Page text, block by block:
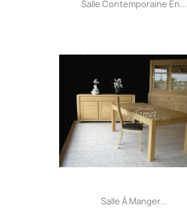
Salle Contemporaine En...
Salle À Manger...